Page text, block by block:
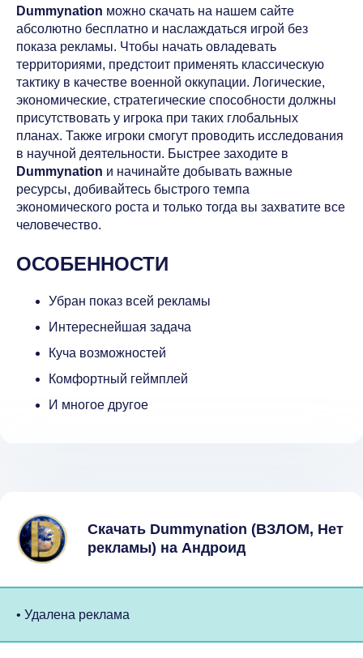
Dummynation можно скачать на нашем сайте
абсолютно бесплатно и наслаждаться игрой без
показа рекламы. Чтобы начать овладевать
территориями, предстоит применять классическую
тактику в качестве военной оккупации. Логические,
экономические, стратегические способности должны
присутствовать у игрока при таких глобальных
планах. Также игроки смогут проводить исследования
в научной деятельности. Быстрее заходите в
Dummynation и начинайте добывать важные
ресурсы, добивайтесь быстрого темпа
экономического роста и только тогда вы захватите все
человечество.
ОСОБЕННОСТИ
Убран показ всей рекламы
Интереснейшая задача
Куча возможностей
Комфортный геймплей
И многое другое
Скачать Dummynation (ВЗЛОМ, Нет
рекламы) на Андроид
• Удалена реклама